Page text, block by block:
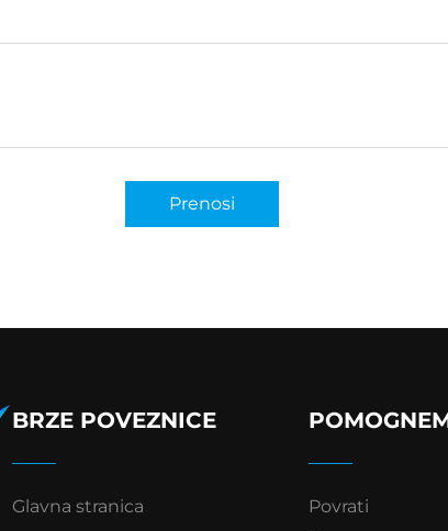
Prenosi
BRZE POVEZNICE
Glavna stranica
Povrati